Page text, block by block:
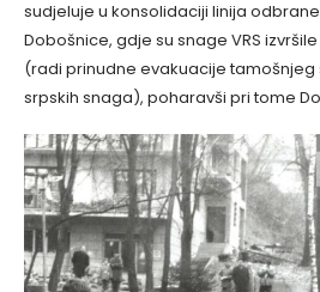
sudjeluje u konsolidaciji linija
Dobošnice, gdje su snage VRS
(radi prinudne evakuacije tamošnjeg
srpskih snaga), poharavši pri tome